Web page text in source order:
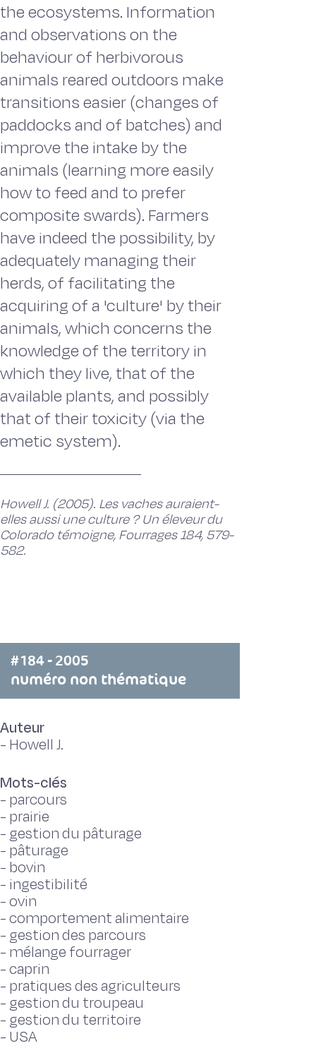
the ecosystems. Information
and observations on the
behaviour of herbivorous
animals reared outdoors make
transitions easier (changes of
paddocks and of batches) and
improve the intake by the
animals (learning more easily
how to feed and to prefer
composite swards). Farmers
have indeed the possibility, by
adequately managing their
herds, of facilitating the
acquiring of a 'culture' by their
animals, which concerns the
knowledge of the territory in
which they live, that of the
available plants, and possibly
that of their toxicity (via the
emetic system).
Howell J. (2005). Les vaches auraient-
elles aussi une culture ? Un éleveur du
Colorado témoigne, Fourrages 184, 579-
582.
#184 - 2005
numéro non thématique
Auteur
- Howell J.
Mots-clés
- parcours
- prairie
- gestion du pâturage
- pâturage
- bovin
- ingestibilité
-ovin
-comportement alimentaire
- gestion des parcours
- mélange fourrager
-caprin
- pratiques des agriculteurs
- gestion du troupeau
- gestion du territoire
- USA